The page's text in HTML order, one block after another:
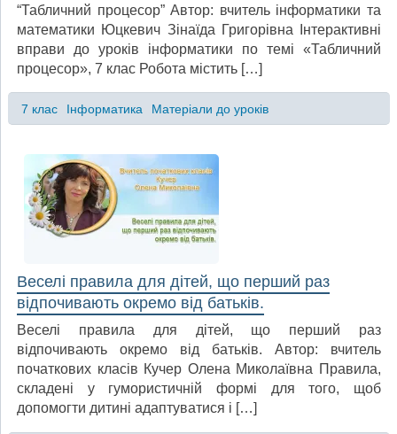
“Табличний процесор” Автор: вчитель інформатики та
математики Юцкевич Зінаїда Григорівна Інтерактивні
вправи до уроків інформатики по темі «Табличний
процесор», 7 клас Робота містить […]
7 клас Інформатика Матеріали до уроків
Веселі правила для дітей, що перший раз
відпочивають окремо від батьків.
Веселі правила для дітей, що перший раз
відпочивають окремо від батьків. Автор: вчитель
початкових класів Кучер Олена Миколаївна Правила,
складені у гумористичній формі для того, щоб
допомогти дитині адаптуватися і […]